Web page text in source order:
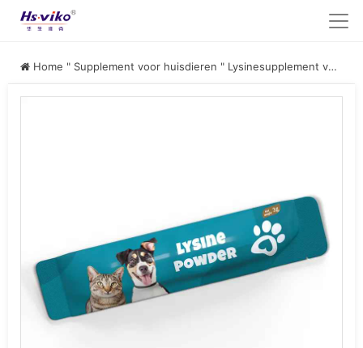
Home " Supplement voor huisdieren " Lysinesupplement voor huisdieren